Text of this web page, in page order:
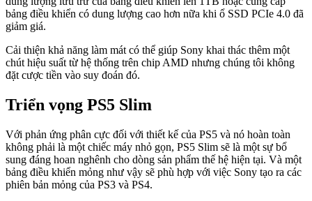
bảng điều khiển có dung lượng cao hơn nữa khi ổ SSD PCIe 4.0 đã
giảm giá.
Cải thiện khả năng làm mát có thể giúp Sony khai thác thêm một
chút hiệu suất từ ​​hệ thống trên chip AMD nhưng chúng tôi không
đặt cược tiền vào suy đoán đó.
Triển vọng PS5 Slim
Với phản ứng phân cực đối với thiết kế của PS5 và nó hoàn toàn
không phải là một chiếc máy nhỏ gọn, PS5 Slim sẽ là một sự bổ
sung đáng hoan nghênh cho dòng sản phẩm thế hệ hiện tại. Và một
bảng điều khiển mỏng như vậy sẽ phù hợp với việc Sony tạo ra các
phiên bản mỏng của PS3 và PS4.